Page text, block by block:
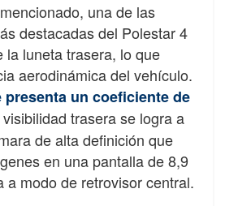
una de las
destacadas del Polestar 4
la luneta trasera, lo que
aerodinámica del vehículo.
presenta un coeficiente de
trasera se logra a
de alta definición que
en una pantalla de 8,9
a modo de retrovisor central.